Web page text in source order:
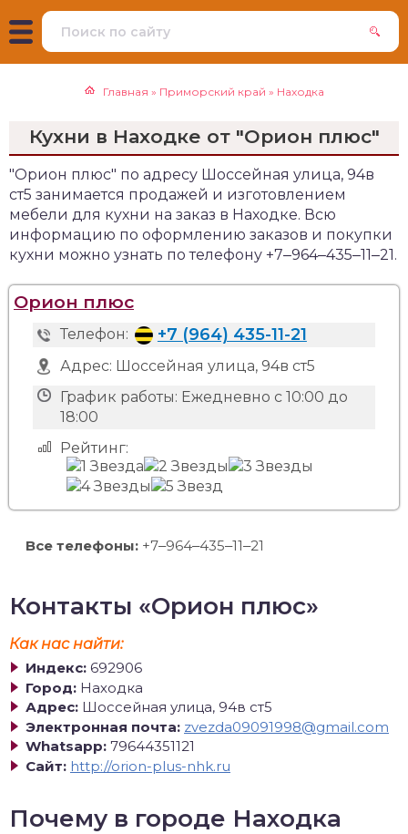
Главная » Приморский край » Находка
Кухни в Находке от "Орион плюс"
"Орион плюс" по адресу Шоссейная улица, 94в
ст5 занимается продажей и изготовлением
мебели для кухни на заказ в Находке. Всю
информацию по оформлению заказов и покупки
кухни можно узнать по телефону +7‒964‒435‒11‒21.
Орион плюс
Телефон: +7 (964) 435-11-21
Адрес: Шоссейная улица, 94в ст5
График работы: Ежедневно с 10:00 до
18:00
Рейтинг:
Все телефоны: +7‒964‒435‒11‒21
Контакты «Орион плюс»
Как нас найти:
Индекс: 692906
Город: Находка
Адрес: Шоссейная улица, 94в ст5
Электронная почта: zvezda09091998@gmail.com
Whatsapp: 79644351121
Сайт: http://orion-plus-nhk.ru
Почему в городе Находка